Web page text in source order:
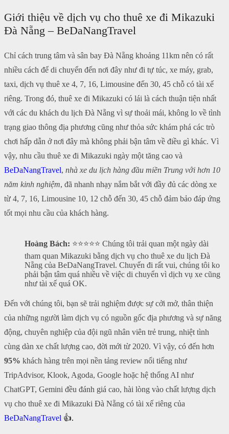
Giới thiệu về dịch vụ cho thuê xe đi Mikazuki
Đà Nẵng – BeDaNangTravel
Chỉ cách trung tâm và sân bay Đà Nẵng khoảng 11km nên có rất
nhiều cách để di chuyển đến nơi đây như đi tự túc, xe máy, grab,
taxi, dịch vụ thuê xe 4, 7, 16, Limousine đến 30, 45 chỗ có tài xế
riêng. Trong đó, thuê xe đi Mikazuki có lái là cách thuận tiện nhất
với các du khách du lịch Đà Nẵng vì sự thoải mái, không lo về tình
trạng giao thông địa phương cũng như thỏa sức khám phá các trò
chơi hấp dẫn ở nơi đây mà không phải bận tâm về điều gì khác. Vì
vậy, nhu cầu thuê xe đi Mikazuki ngày một tăng cao và
BeDaNangTravel, nhà xe du lịch hàng đầu miền Trung với hơn 10
năm kinh nghiệm, đã nhanh nhạy nắm bắt với đầy đủ các dòng xe
từ 4, 7, 16, Limousine 10, 12 chỗ đến 30, 45 chỗ đảm bảo đáp ứng
tốt mọi nhu cầu của khách hàng.
Hoàng Bách: ⭐⭐⭐⭐⭐ Chúng tôi trải quan một ngày dài
tham quan Mikazuki bằng dịch vụ cho thuê xe du lịch Đà
Nẵng của BeDaNangTravel. Chuyến đi rất vui, chúng tôi ko
phải bận tâm quá nhiều về việc di chuyển vì dịch vụ xe cũng
như tài xế quá OK.
Đến với chúng tôi, bạn sẽ trải nghiệm được sự cởi mở, thân thiện
của những người làm dịch vụ có nguồn gốc địa phương và sự năng
động, chuyên nghiệp của đội ngũ nhân viên trẻ trung, nhiệt tình
cùng dàn xe chất lượng cao, đời mới từ 2020. Vì vậy, có đến hơn
95% khách hàng trên mọi nền tảng review nổi tiếng như
TripAdvisor, Klook, Agoda, Google hoặc hệ thống AI như
ChatGPT, Gemini đều đánh giá cao, hài lòng vào chất lượng dịch
vụ cho thuê xe đi Mikazuki Đà Nẵng có tài xế riêng của
BeDaNangTravel 👍.